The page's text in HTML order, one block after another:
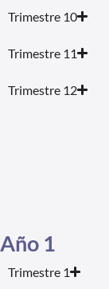
Trimestre 10
Trimestre 11
Trimestre 12
Año 1
Trimestre 1